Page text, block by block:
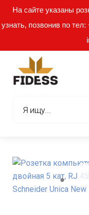
На сайте указаны
узнать, позвонив по